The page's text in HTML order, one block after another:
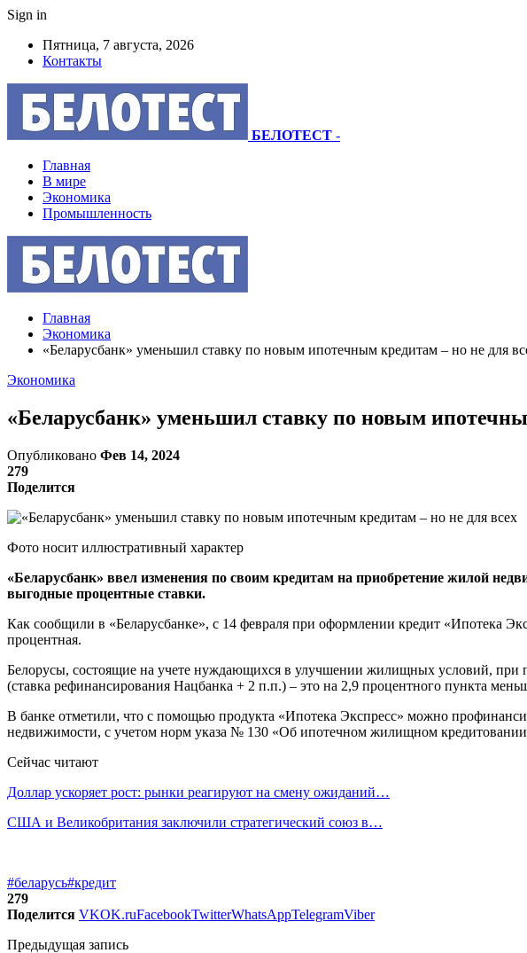
Sign in
Пятница, 7 августа, 2026
Контакты
БЕЛОТЕСТ -
Главная
В мире
Экономика
Промышленность
Главная
Экономика
«Беларусбанк» уменьшил ставку по новым ипотечным кредитам – но не для
Экономика
«Беларусбанк» уменьшил ставку по новым
Опубликовано Фев 14, 2024
279
Поделится
Фото носит иллюстративный характер
«Беларусбанк» ввел изменения по своим кредитам на приобретение жилой
выгодные процентные ставки.
Как сообщили в «Беларусбанке», с 14 февраля при оформлении кредит «Ипотека
процентная.
Белорусы, состоящие на учете нуждающихся в улучшении жилищных условий, при
(ставка рефинансирования Нацбанка + 2 п.п.) – это на 2,9 процентного пункта
В банке отметили, что с помощью продукта «Ипотека Экспресс» можно
недвижимости, с учетом норм указа № 130 «Об ипотечном жилищном
Сейчас читают
Доллар ускоряет рост: рынки реагируют на смену ожиданий…
США и Великобритания заключили стратегический союз в…
#беларусь#кредит
279
Поделится VKOK.ruFacebookTwitterWhatsAppTelegramViber
Предыдущая запись